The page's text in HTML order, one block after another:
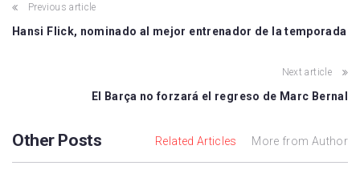
Previous article
Hansi Flick, nominado al mejor entrenador de la temporada
Next article
El Barça no forzará el regreso de Marc Bernal
Other Posts Related Articles More from Author